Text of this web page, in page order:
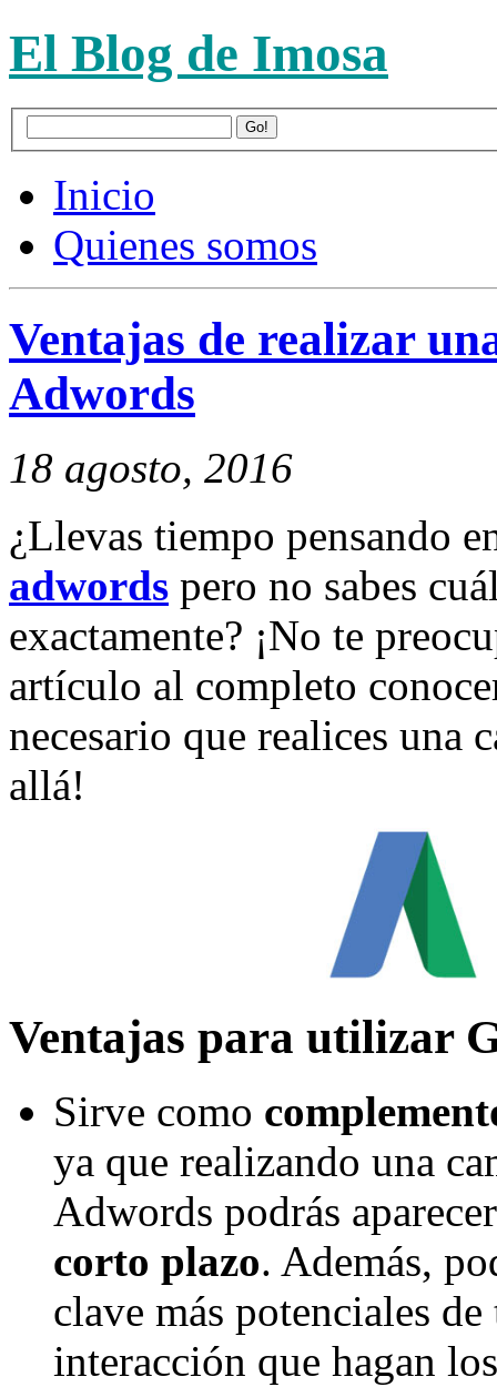
El Blog de Imosa
Inicio
Quienes somos
Ventajas de realizar
Adwords
18 agosto, 2016
¿Llevas tiempo pensando
adwords pero no sabes
exactamente? ¡No te
artículo al completo
necesario que realices una
allá!
Ventajas para utilizar
Sirve como
ya que realizando una
Adwords podrás
corto plazo. Además,
clave más potenciales
interacción que hagan